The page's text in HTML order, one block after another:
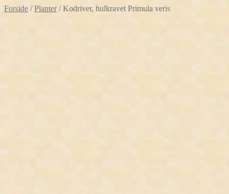
Forside /Planter/Kodriver, hulkravet Primula veris